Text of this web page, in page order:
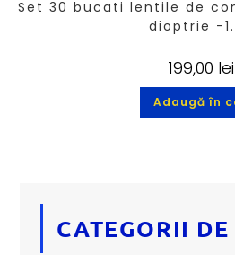
Set 30 bucati lentile de
dioptrie -
199,00 lei
Adaugă în
CATEGORII